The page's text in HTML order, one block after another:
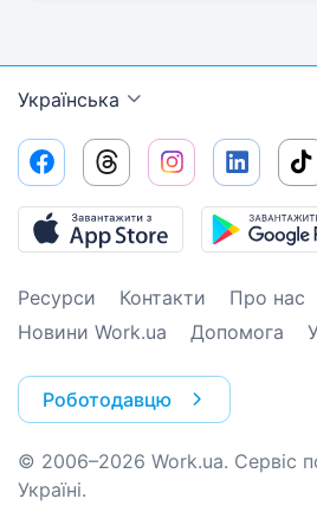
Українська
Ресурси Контакти Про нас
Новини Work.ua
Допомога
Роботодавцю
© 2006–2026 Work.ua. Сервіс
Україні.